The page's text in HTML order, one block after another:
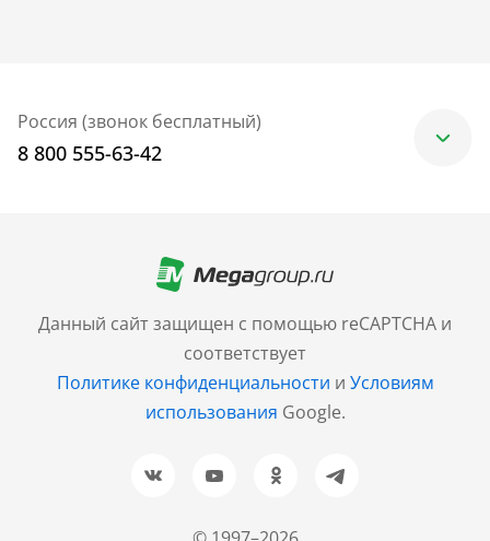
Данный сайт защищен с помощью reCAPTCHA и
соответствует
Политике конфиденциальности и Условиям
использования Google.
Россия (звонок бесплатный)
8 800 555-63-42
+7 (499) 705-30-10
Санкт-Петербург
+7 (812) 600-77-33
Барнаул
+7 (961) 999-93-93
Новосибирск